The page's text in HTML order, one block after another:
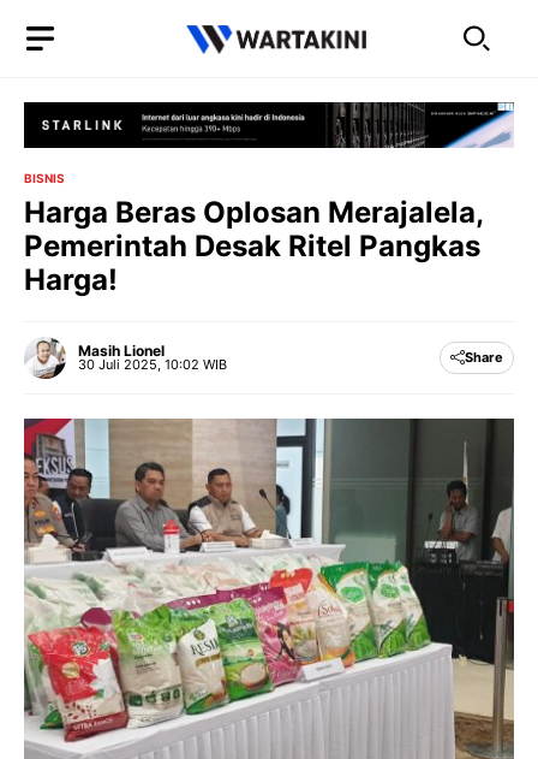
BISNIS
Harga Beras Oplosan Merajalela,
Pemerintah Desak Ritel Pangkas
Harga!
Masih Lionel
30 Juli 2025, 10:02 WIB Share